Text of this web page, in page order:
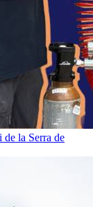
de la Serra de